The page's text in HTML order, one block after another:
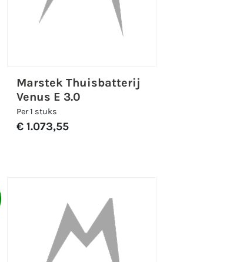
Marstek Thuisbatterij
Venus E 3.0
Per 1 stuks
€ 1.073,55